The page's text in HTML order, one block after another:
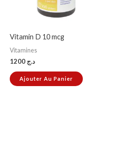
Vitamin D 10 mcg
Vitamines
د.ج
Ajouter Au Panier